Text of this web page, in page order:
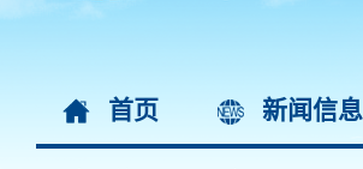
首页 新闻信息